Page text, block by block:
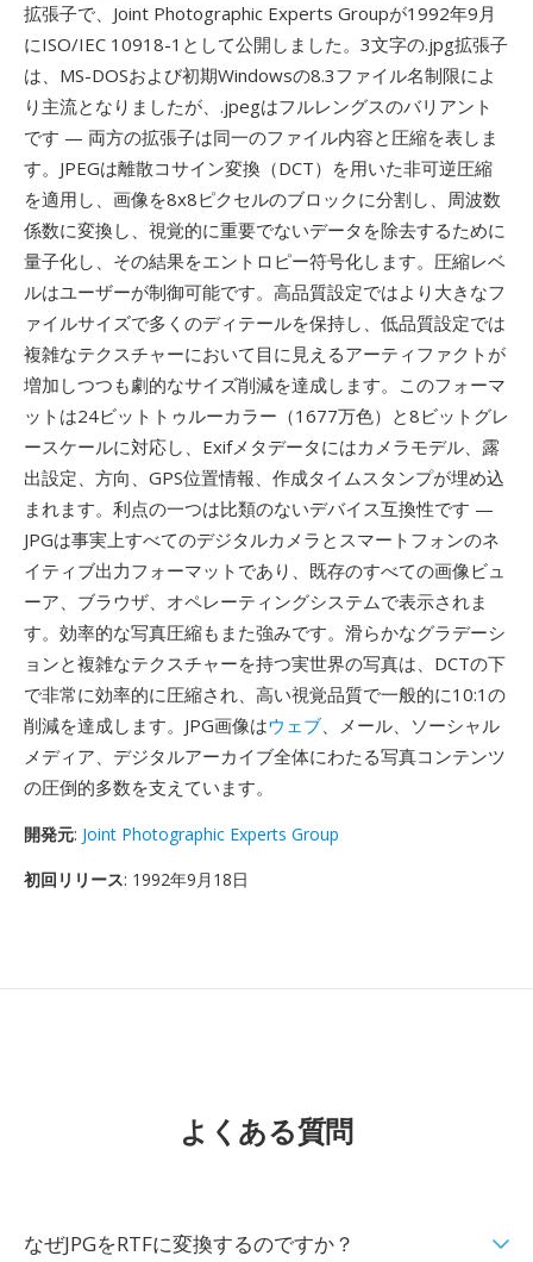
拡張子で、Joint Photographic Experts Groupが1992年9月
にISO/IEC 10918-1として公開しました。3文字の.jpg拡張子
は、MS-DOSおよび初期Windowsの8.3ファイル名制限によ
り主流となりましたが、.jpegはフルレングスのバリアント
です — 両方の拡張子は同一のファイル内容と圧縮を表しま
す。JPEGは離散コサイン変換（DCT）を用いた非可逆圧縮
を適用し、画像を8x8ピクセルのブロックに分割し、周波数
係数に変換し、視覚的に重要でないデータを除去するために
量子化し、その結果をエントロピー符号化します。圧縮レベ
ルはユーザーが制御可能です。高品質設定ではより大きなフ
ァイルサイズで多くのディテールを保持し、低品質設定では
複雑なテクスチャーにおいて目に見えるアーティファクトが
増加しつつも劇的なサイズ削減を達成します。このフォーマ
ットは24ビットトゥルーカラー（1677万色）と8ビットグレ
ースケールに対応し、Exifメタデータにはカメラモデル、露
出設定、方向、GPS位置情報、作成タイムスタンプが埋め込
まれます。利点の一つは比類のないデバイス互換性です —
JPGは事実上すべてのデジタルカメラとスマートフォンのネ
イティブ出力フォーマットであり、既存のすべての画像ビュ
ーア、ブラウザ、オペレーティングシステムで表示されま
す。効率的な写真圧縮もまた強みです。滑らかなグラデーシ
ョンと複雑なテクスチャーを持つ実世界の写真は、DCTの下
で非常に効率的に圧縮され、高い視覚品質で一般的に10:1の
削減を達成します。JPG画像はウェブ、メール、ソーシャル
メディア、デジタルアーカイブ全体にわたる写真コンテンツ
の圧倒的多数を支えています。
開発元: Joint Photographic Experts Group
初回リリース: 1992年9月18日
よくある質問
なぜJPGをRTFに変換するのですか？